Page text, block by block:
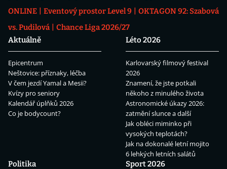
ONLINE
Eventový prostor Level 9
OKTAGON 92: Szabová
vs. Pudilová
Chance Liga 2026/27
Aktuálně
Epicentrum
Neštovice: příznaky, léčba
V čem jezdí Yamal a Mesii?
Kvízy pro seniory
Kalendář úplňků 2026
Co je bodycount?
Léto 2026
Karlovarský filmový festival
2026
Znamení, že jste potkali
někoho z minulého života
Astronomické úkazy 2026:
zatmění slunce a další
Jak obléci miminko při
vysokých teplotách?
Jak na dokonalé letní mojito
6 lehkých letních salátů
Politika
Sport 2026